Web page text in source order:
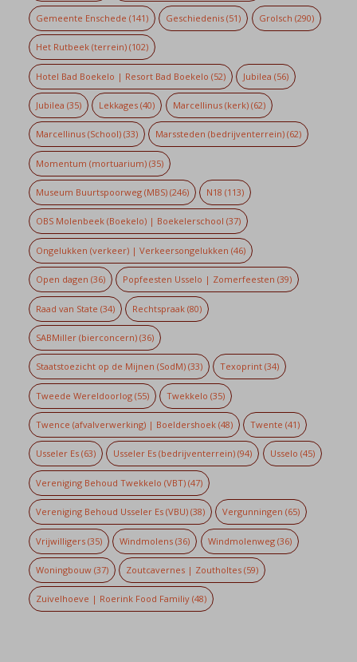
Gemeente Enschede (141) Geschiedenis (51) Grolsch (290)
Het Rutbeek (terrein)(102)
Hotel Bad Boekelo | Resort Bad Boekelo (52) Jubilea (56)
Jubilea (35) Lekkages (40) Marcellinus (kerk)(62)
Marcellinus (School)(33) Marssteden (bedrijventerrein) (62)
Momentum (mortuarium)(35)
Museum Buurtspoorweg (MBS)(246) N18 (113)
OBS Molenbeek (Boekelo) | Boekelerschool (37)
Ongelukken (verkeer) | Verkeersongelukken (46)
Open dagen (36) Popfeesten Usselo | Zomerfeesten (39)
Raad van State (34) Rechtspraak (80)
SABMiller (bierconcern)(36)
Staatstoezicht op de Mijnen (SodM)(33) Texoprint (34)
Tweede Wereldoorlog(55) Twekkelo (35)
Twence (afvalverwerking) | Boeldershoek(48) Twente (41)
Usseler Es(63) Usseler Es (bedrijventerrein) (94) Usselo (45)
Vereniging Behoud Twekkelo (VBT)(47)
Vereniging Behoud Usseler Es (VBU)(38) Vergunningen (65)
Vrijwilligers(35) Windmolens (36) Windmolenweg(36)
Woningbouw(37) Zoutcavernes | Zoutholtes (59)
Zuivelhoeve | Roerink Food Familiy(48)